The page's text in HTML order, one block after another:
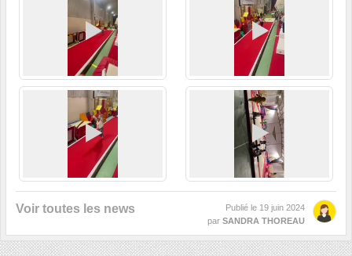
Voir toutes les news Publié le 19 juin 2024
par SANDRA THOREAU